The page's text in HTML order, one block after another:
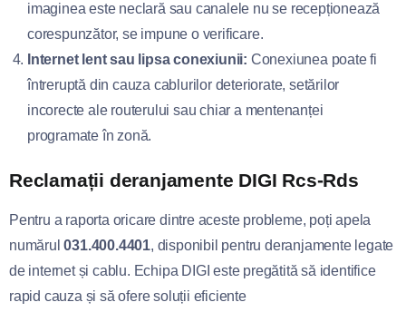
imaginea este neclară sau canalele nu se recepționează
corespunzător, se impune o verificare.
Internet lent sau lipsa conexiunii: Conexiunea poate fi
întreruptă din cauza cablurilor deteriorate, setărilor
incorecte ale routerului sau chiar a mentenanței
programate în zonă.
Reclamații deranjamente DIGI Rcs-Rds
Pentru a raporta oricare dintre aceste probleme, poți apela
numărul031.400.4401, disponibil pentru deranjamente legate
de internet și cablu. Echipa DIGI este pregătită să identifice
rapid cauza și să ofere soluții eficiente